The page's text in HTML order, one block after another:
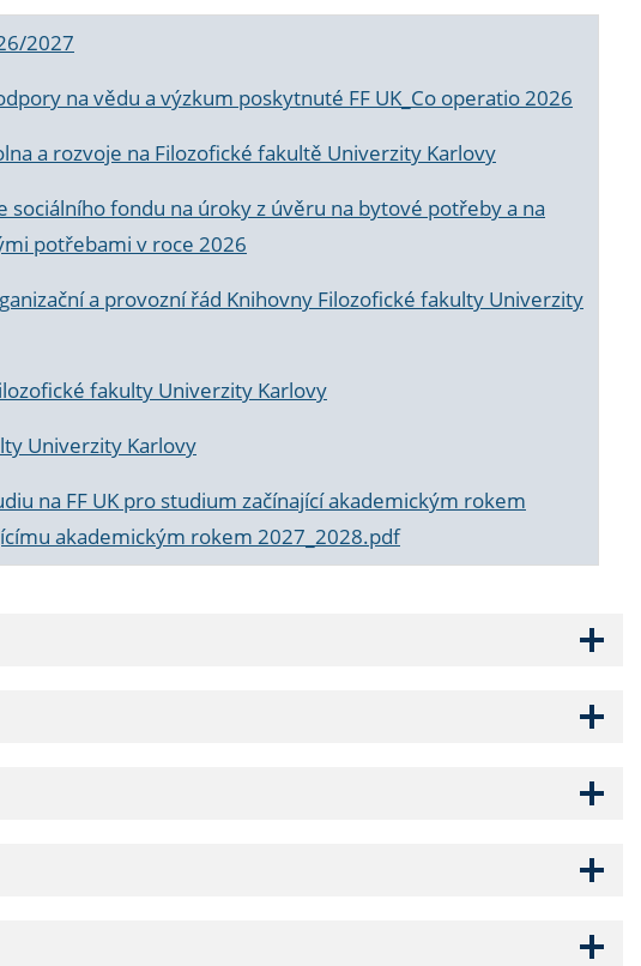
2027
na vědu a výzkum poskytnuté FF UK_Co operatio 2026
a rozvoje na Filozofické fakultě Univerzity Karlovy
fondu na úroky z úvěru na bytové potřeby a na
potřebami v roce 2026
a provozní řád Knihovny Filozofické fakulty Univerzity
fakulty Univerzity Karlovy
Univerzity Karlovy
na FF UK pro studium začínající akademickým rokem
akademickým rokem 2027_2028.pdf